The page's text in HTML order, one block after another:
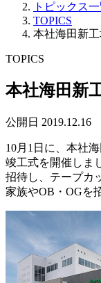
トピックス
TOPICS
本社海田新
TOPICS
本社海田新
公開日 2019.12.16
10月1日に、本社
竣工式を開催しま
招待し、テープカ
家族やOB・OGを